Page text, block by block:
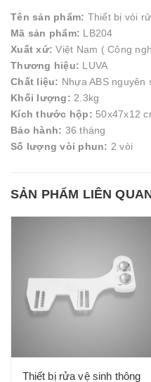
Tên sản phẩm: Thiết bị vòi
Mã sản phẩm: LB204
Xuất xứ: Việt Nam ( Công
Thương hiệu: LUVA
Chất liệu: Nhựa ABS nguyên
Khối lượng: 2.3kg
Kích thước hộp: 50x47x12
Bảo hành: 36 tháng
Số lượng vòi phun: 2 vòi
SẢN PHẨM LIÊN
Thiết bị rửa vệ sinh thông